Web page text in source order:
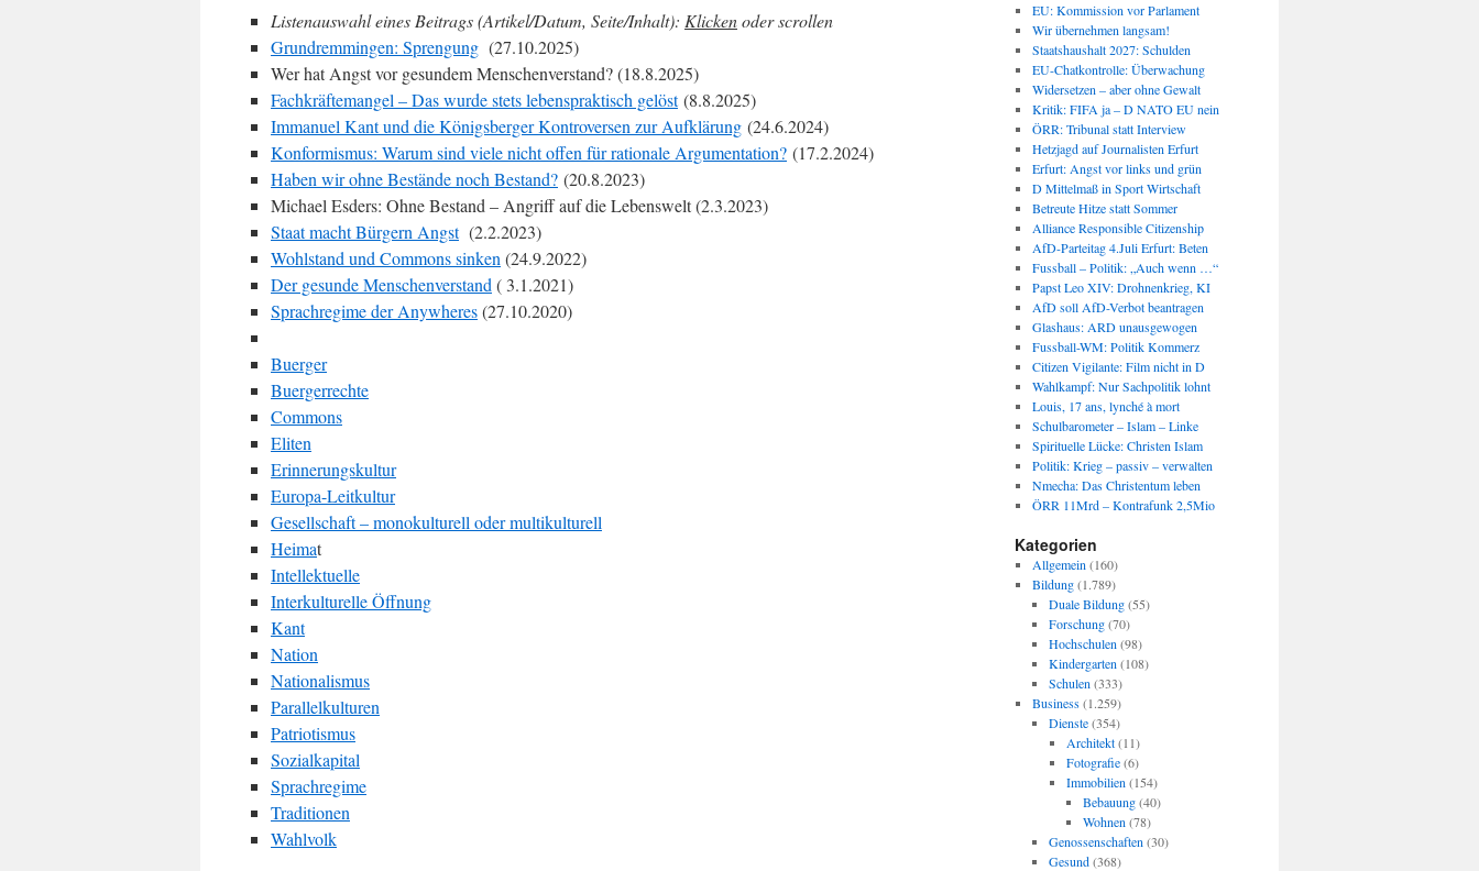
Listenauswahl eines Beitrags (Artikel/Datum, Seite/Inhalt): Klickenoder scrollen
Grundremmingen: Sprengung (27.10.2025)
Wer hat Angst vor gesundem Menschenverstand? (18.8.2025)
Fachkräftemangel – Das wurde stets lebenspraktisch gelöst(8.8.2025)
Immanuel Kant und die Königsberger Kontroversen zur Aufklärung (24.6.2024)
Konformismus: Warum sind viele nicht offen für rationale Argumentation? (17.2.2024)
Haben wir ohne Bestände noch Bestand? (20.8.2023)
Michael Esders: Ohne Bestand – Angriff auf die Lebenswelt (2.3.2023)
Staat macht Bürgern Angst(2.2.2023)
Wohlstand und Commons sinken(24.9.2022)
Der gesunde Menschenverstand( 3.1.2021)
Sprachregime der Anywheres(27.10.2020)
Buerger
Buergerrechte
Commons
Eliten
Erinnerungskultur
Europa-Leitkultur
Gesellschaft – monokulturell oder multikulturell
Heimat
Intellektuelle
Interkulturelle Öffnung
Kant
Nation
Nationalismus
Parallelkulturen
Patriotismus
Sozialkapital
Sprachregime
Traditionen
Wahlvolk
EU: Kommission vor Parlament
Wir übernehmen langsam!
Staatshaushalt 2027: Schulden
EU-Chatkontrolle: Überwachung
Widersetzen – aber ohne Gewalt
Kritik: FIFA ja – D NATO EU nein
ÖRR: Tribunal statt Interview
Hetzjagd auf Journalisten Erfurt
Erfurt: Angst vor links und grün
D Mittelmaß in Sport Wirtschaft
Betreute Hitze statt Sommer
Alliance Responsible Citizenship
AfD-Parteitag 4.Juli Erfurt: Beten
Fussball – Politik: „Auch wenn …“
Papst Leo XIV: Drohnenkrieg, KI
AfD soll AfD-Verbot beantragen
Glashaus: ARD unausgewogen
Fussball-WM: Politik Kommerz
Citizen Vigilante: Film nicht in D
Wahlkampf: Nur Sachpolitik lohnt
Louis, 17 ans, lynché à mort
Schulbarometer – Islam – Linke
Spirituelle Lücke: Christen Islam
Politik: Krieg – passiv – verwalten
Nmecha: Das Christentum leben
ÖRR 11Mrd – Kontrafunk 2,5Mio
Kategorien
Allgemein (160)
Bildung(1.789)
Duale Bildung(55)
Forschung(70)
Hochschulen (98)
Kindergarten (108)
Schulen (333)
Business(1.259)
Dienste(354)
Architekt(11)
Fotografie(6)
Immobilien (154)
Bebauung(40)
Wohnen (78)
Genossenschaften (30)
Gesund(368)